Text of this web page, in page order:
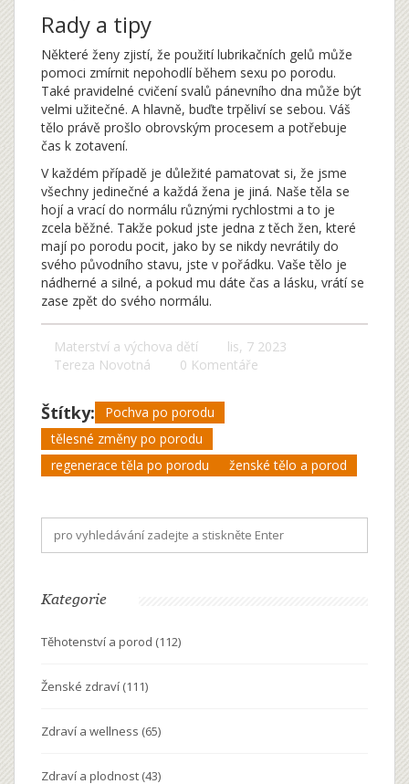
Rady a tipy
Některé ženy zjistí, že použití lubrikačních gelů může
pomoci zmírnit nepohodlí během sexu po porodu.
Také pravidelné cvičení svalů pánevního dna může být
velmi užitečné. A hlavně, buďte trpěliví se sebou. Váš
tělo právě prošlo obrovským procesem a potřebuje
čas k zotavení.
V každém případě je důležité pamatovat si, že jsme
všechny jedinečné a každá žena je jiná. Naše těla se
hojí a vrací do normálu různými rychlostmi a to je
zcela běžné. Takže pokud jste jedna z těch žen, které
mají po porodu pocit, jako by se nikdy nevrátily do
svého původního stavu, jste v pořádku. Vaše tělo je
nádherné a silné, a pokud mu dáte čas a lásku, vrátí se
zase zpět do svého normálu.
Materství a výchova dětí
lis, 7 2023
Tereza Novotná
0 Komentáře
Štítky:
Pochva po porodu
tělesné změny po porodu
regenerace těla po porodu
ženské tělo a porod
Kategorie
Těhotenství a porod (112)
Ženské zdraví (111)
Zdraví a wellness (65)
Zdraví a plodnost (43)